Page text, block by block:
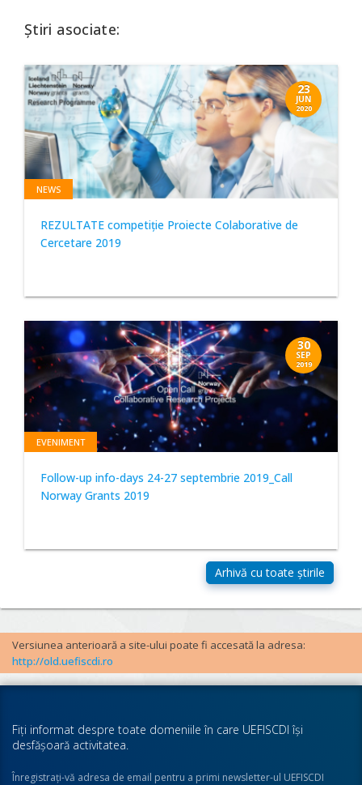
Știri asociate:
23
JUN
2020
NEWS
REZULTATE competiţie Proiecte Colaborative de
Cercetare 2019
30
SEP
2019
EVENIMENT
Follow-up info-days 24-27 septembrie 2019_Call
Norway Grants 2019
Versiunea anterioară a site-ului poate fi accesată la adresa:
http://old.uefiscdi.ro
Fiţi informat despre toate domeniile în care UEFISCDI îşi
desfăşoară activitatea.
Înregistraţi-vă adresa de email pentru a primi newsletter-ul UEFISCDI